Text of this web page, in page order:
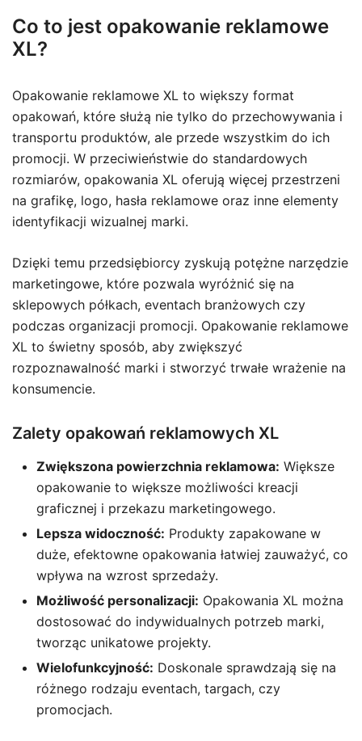
Co to jest opakowanie reklamowe
XL?
Opakowanie reklamowe XL to większy format
opakowań, które służą nie tylko do przechowywania i
transportu produktów, ale przede wszystkim do ich
promocji. W przeciwieństwie do standardowych
rozmiarów, opakowania XL oferują więcej przestrzeni
na grafikę, logo, hasła reklamowe oraz inne elementy
identyfikacji wizualnej marki.
Dzięki temu przedsiębiorcy zyskują potężne narzędzie
marketingowe, które pozwala wyróżnić się na
sklepowych półkach, eventach branżowych czy
podczas organizacji promocji. Opakowanie reklamowe
XL to świetny sposób, aby zwiększyć
rozpoznawalność marki i stworzyć trwałe wrażenie na
konsumencie.
Zalety opakowań reklamowych XL
Zwiększona powierzchnia reklamowa: Większe
opakowanie to większe możliwości kreacji
graficznej i przekazu marketingowego.
Lepsza widoczność: Produkty zapakowane w
duże, efektowne opakowania łatwiej zauważyć, co
wpływa na wzrost sprzedaży.
Możliwość personalizacji: Opakowania XL można
dostosować do indywidualnych potrzeb marki,
tworząc unikatowe projekty.
Wielofunkcyjność: Doskonale sprawdzają się na
różnego rodzaju eventach, targach, czy
promocjach.